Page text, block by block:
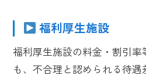
福利厚生施設
福利厚生施設の料金・割引率
も、不合理と認められる待